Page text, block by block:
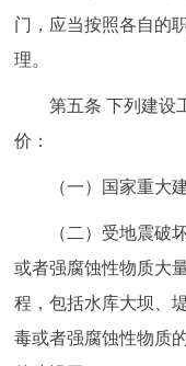
门，应当按照各自的
理。
第五条 下列建设工
价：
（一）国家重大建
（二）受地震破坏
或者强腐蚀性物质大
程，包括水库大坝、
毒或者强腐蚀性物质